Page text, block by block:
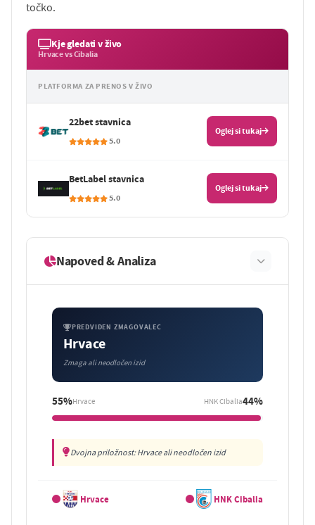
točko.
Kje gledati v živo
Hrvace vs Cibalia
PLATFORMA ZA PRENOS V ŽIVO
22bet stavnica
5.0
Oglej si tukaj
BetLabel stavnica
5.0
Oglej si tukaj
Napoved & Analiza
PREDVIDEN ZMAGOVALEC
Hrvace
Zmaga ali neodločen izid
55%Hrvace HNK Cibalia44%
Dvojna priložnost: Hrvace ali neodločen izid
Hrvace HNK Cibalia